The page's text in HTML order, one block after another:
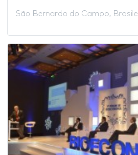
São Bernardo do Campo, Brasile